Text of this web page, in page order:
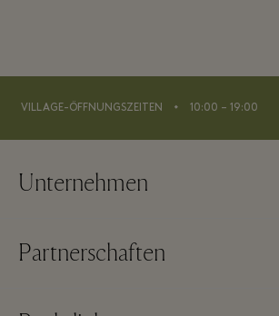
VILLAGE-ÖFFNUNGSZEITEN ⬩ 10:00 – 19:00
Unternehmen
Über Maasmechelen Village
Partnerschaften